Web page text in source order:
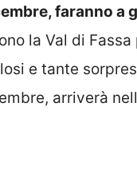
faranno a
la Val di
e tante
arriverà